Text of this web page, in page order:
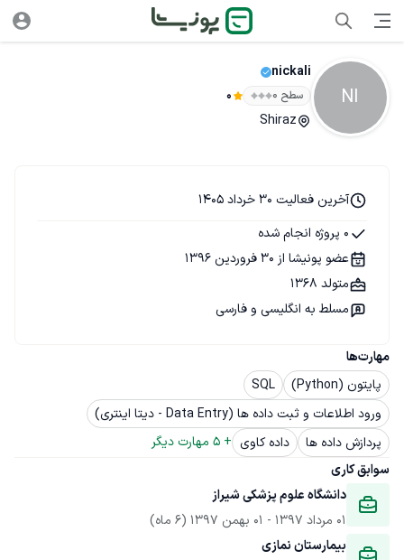
NI
nickali
سطح ۰ 0
Shiraz
مهارت‌ها
پایتون (Python)
SQL
ورود اطلاعات و ثبت داده ها (Data Entry - دیتا اینتری)
پردازش داده ها
داده کاوی +
5 مهارت دیگر
سوابق کاری
دانشگاه علوم پزشکی شیراز
01 مرداد 1397
- 01 بهمن 1397
(6 ماه)
بیمارستان نمازی
آخرین فعالیت 30 خرداد 1405
0 پروژه انجام شده
عضو پونیشا از 30 فروردین 1396
متولد 1368
مسلط به انگلیسی و فارسی